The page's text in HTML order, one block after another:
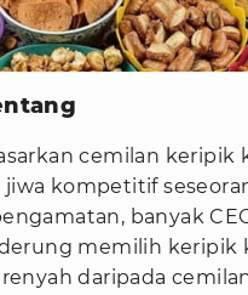
cemilan keripik
kompetitif
banyak
memilih keripik
daripada